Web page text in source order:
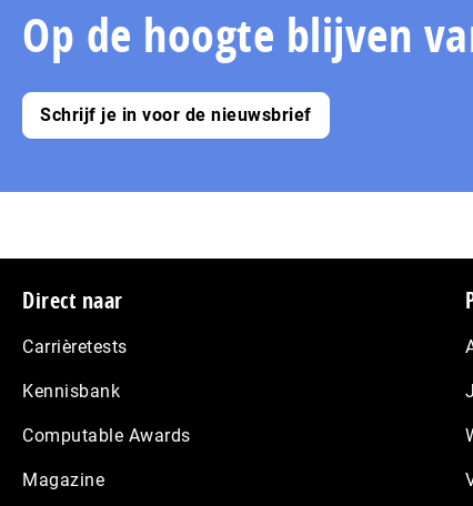
Op de hoogte blijven
Schrijf je in voor de nieuwsbrief
Footer
Direct naar
Carrièretests
Kennisbank
Computable Awards
Magazine